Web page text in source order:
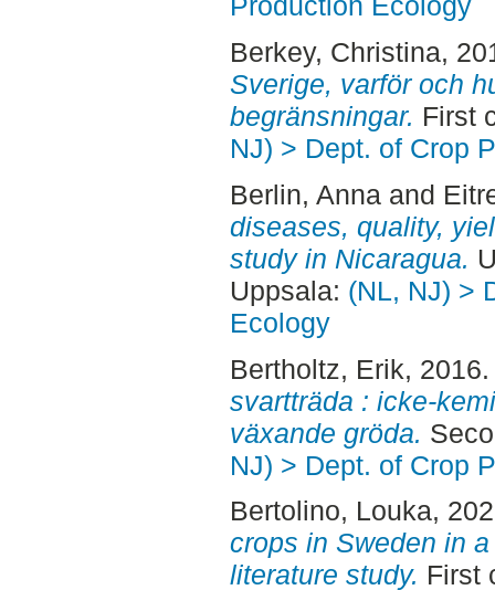
Berkey, Christina,
Sverige, varför och
begränsningar. First
NJ) > Dept. of Crop
Berlin, Annaand
diseases, quality,
study in Nicaragua.
Uppsala: (NL, NJ) >
Ecology
Bertholtz, Erik,
svartträda : icke-
växande gröda.
NJ) > Dept. of Crop
Bertolino, Louka,
crops in Sweden in
literature study. First